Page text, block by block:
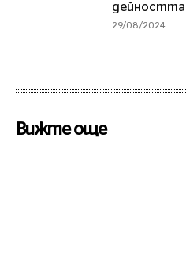
дейността
29/08/2024
Вижте още